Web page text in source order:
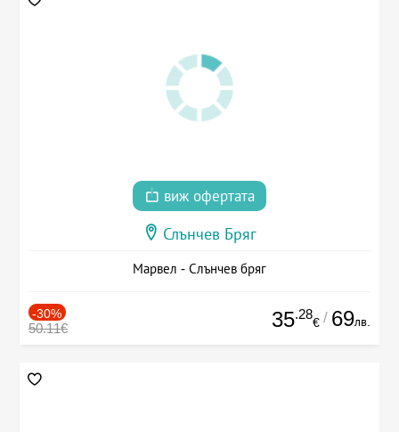
виж офертата
Слънчев Бряг
Марвел - Слънчев бряг
-30%
50.11€ 35.28
€ / 69лв.